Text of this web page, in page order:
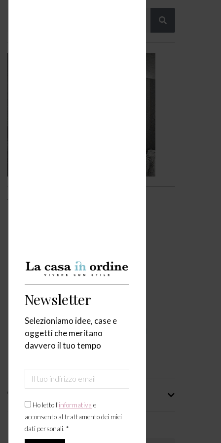
Video
Tag
Calendario Icone di Design
Newsletter
Selezioniamo idee, case e
oggetti che meritano
davvero il tuo tempo
Ho letto l'informativa e
acconsento al trattamento dei miei
dati personali. *